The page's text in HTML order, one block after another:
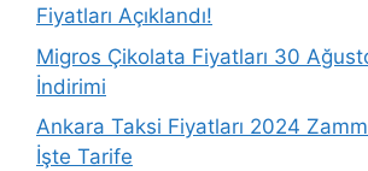
Fiyatları Açıklandı!
Migros Çikolata Fiyatları 30
İndirimi
Ankara Taksi Fiyatları 2024
İşte Tarife